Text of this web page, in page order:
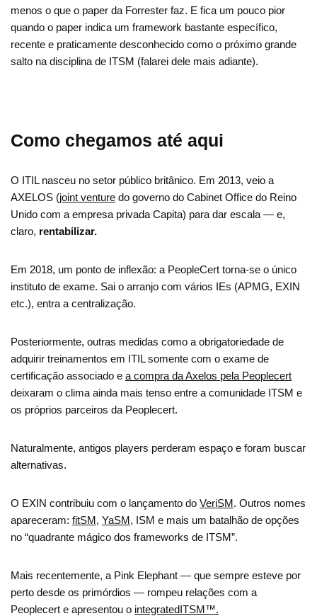
menos o que o paper da Forrester faz. E fica um pouco pior
quando o paper indica um framework bastante específico,
recente e praticamente desconhecido como o próximo grande
salto na disciplina de ITSM (falarei dele mais adiante).
Como chegamos até aqui
O ITIL nasceu no setor público britânico. Em 2013, veio a
AXELOS (joint venture do governo do Cabinet Office do Reino
Unido com a empresa privada Capita) para dar escala — e,
claro, rentabilizar.
Em 2018, um ponto de inflexão: a PeopleCert torna-se o único
instituto de exame. Sai o arranjo com vários IEs (APMG, EXIN
etc.), entra a centralização.
Posteriormente, outras medidas como a obrigatoriedade de
adquirir treinamentos em ITIL somente com o exame de
certificação associado e a compra da Axelos pela Peoplecert
deixaram o clima ainda mais tenso entre a comunidade ITSM e
os próprios parceiros da Peoplecert.
Naturalmente, antigos players perderam espaço e foram buscar
alternativas.
O EXIN contribuiu com o lançamento do VeriSM. Outros nomes
apareceram: fitSM, YaSM, ISM e mais um batalhão de opções
no “quadrante mágico dos frameworks de ITSM”.
Mais recentemente, a Pink Elephant — que sempre esteve por
perto desde os primórdios — rompeu relações com a
Peoplecert e apresentou o integratedITSM™.